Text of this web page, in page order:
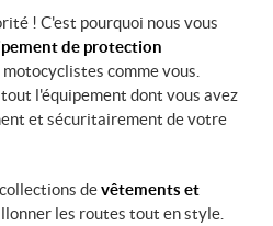
! C'est pourquoi nous vous
de protection
comme vous.
l'équipement dont vous avez
et sécuritairement de votre
devêtements et
les routes tout en style.